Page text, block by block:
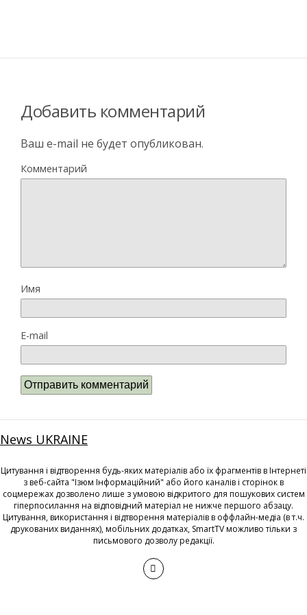
Добавить комментарий
Ваш e-mail не будет опубликован.
Комментарий
Имя
E-mail
News UKRAINE
Цитування і відтворення будь-яких матеріалів або їх фрагментів в Інтернеті
з веб-сайта "Ізюм Інформаційний" або його каналів і сторінок в
соцмережах дозволено лише з умовою відкритого для пошукових систем
гіперпосилання на відповідний матеріал не нижче першого абзацу.
Цитування, використання і відтворення матеріалів в оффлайн-медіа (в т.ч.
друкованих виданнях), мобільних додатках, SmartTV можливо тільки з
письмового дозволу редакції.